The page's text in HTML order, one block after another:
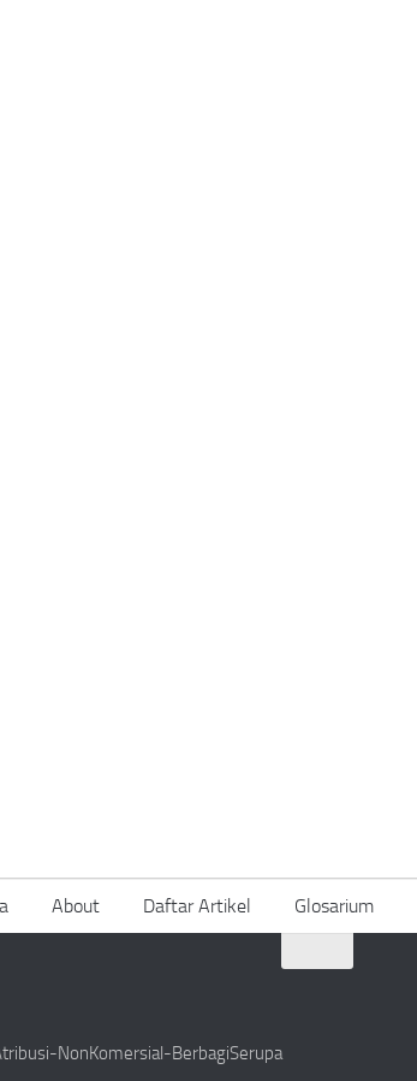
About Daftar Artikel Glosarium
NonKomersial-BerbagiSerupa